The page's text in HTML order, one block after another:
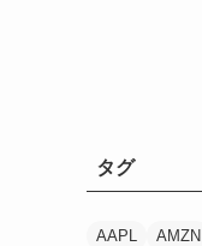
タグ
AAPL AMZN